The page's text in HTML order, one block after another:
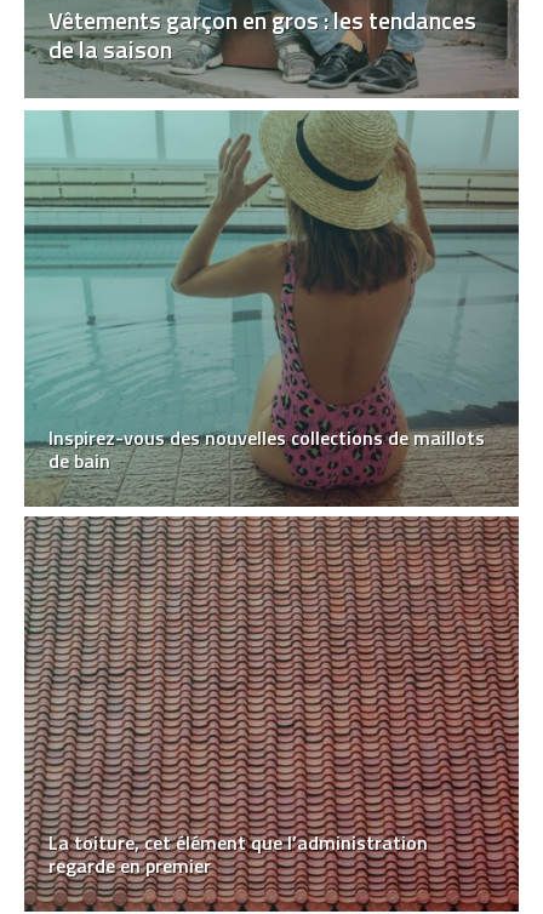
Vêtements garçon en gros : les tendances
de la saison
Inspirez-vous des nouvelles collections de maillots
de bain
La toiture, cet élément que l’administration
regarde en premier